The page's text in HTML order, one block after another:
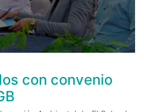
con convenio